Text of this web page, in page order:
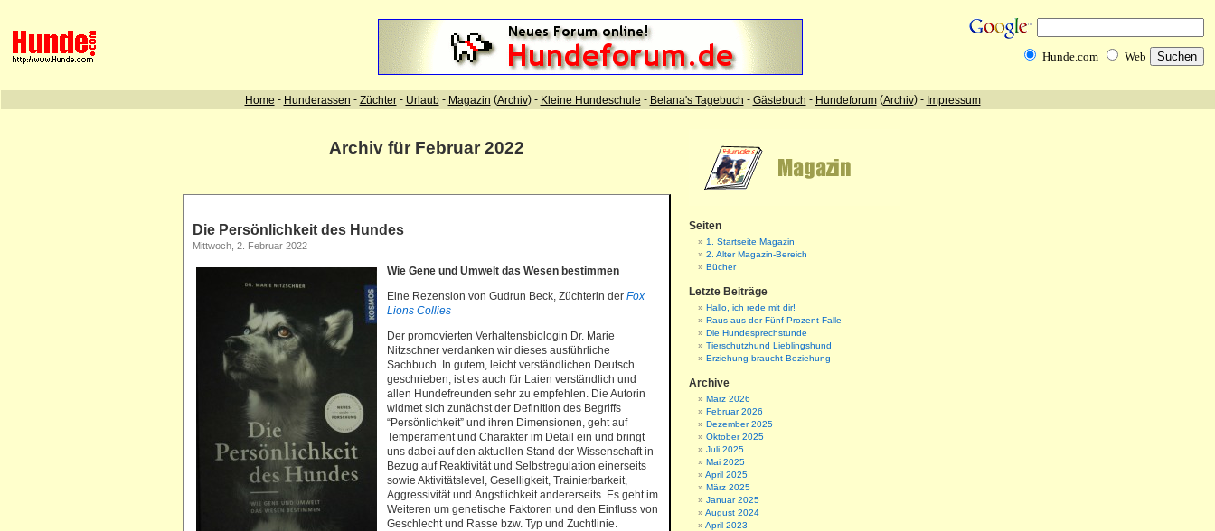
Archiv für Februar 2022
Die Persönlichkeit des Hundes
Mittwoch, 2. Februar 2022
Wie Gene und Umwelt das Wesen bestimmen
Eine Rezension von Gudrun Beck, Züchterin der Fox
Lions Collies
Der promovierten Verhaltensbiologin Dr. Marie
Nitzschner verdanken wir dieses ausführliche
Sachbuch. In gutem, leicht verständlichen Deutsch
geschrieben, ist es auch für Laien verständlich und
allen Hundefreunden sehr zu empfehlen. Die Autorin
widmet sich zunächst der Definition des Begriffs
“Persönlichkeit” und ihren Dimensionen, geht auf
Temperament und Charakter im Detail ein und bringt
uns dabei auf den aktuellen Stand der Wissenschaft in
Bezug auf Reaktivität und Selbstregulation einerseits
sowie Aktivitätslevel, Geselligkeit, Trainierbarkeit,
Aggressivität und Ängstlichkeit andererseits. Es geht im
Weiteren um genetische Faktoren und den Einfluss von
Geschlecht und Rasse bzw. Typ und Zuchtlinie.
Seiten
1. Startseite Magazin
2. Alter Magazin-Bereich
Bücher
Letzte Beiträge
Hallo, ich rede mit dir!
Raus aus der Fünf-Prozent-Falle
Die Hundesprechstunde
Tierschutzhund Lieblingshund
Erziehung braucht Beziehung
Archive
März 2026
Februar 2026
Dezember 2025
Oktober 2025
Juli 2025
Mai 2025
April 2025
März 2025
Januar 2025
August 2024
April 2023